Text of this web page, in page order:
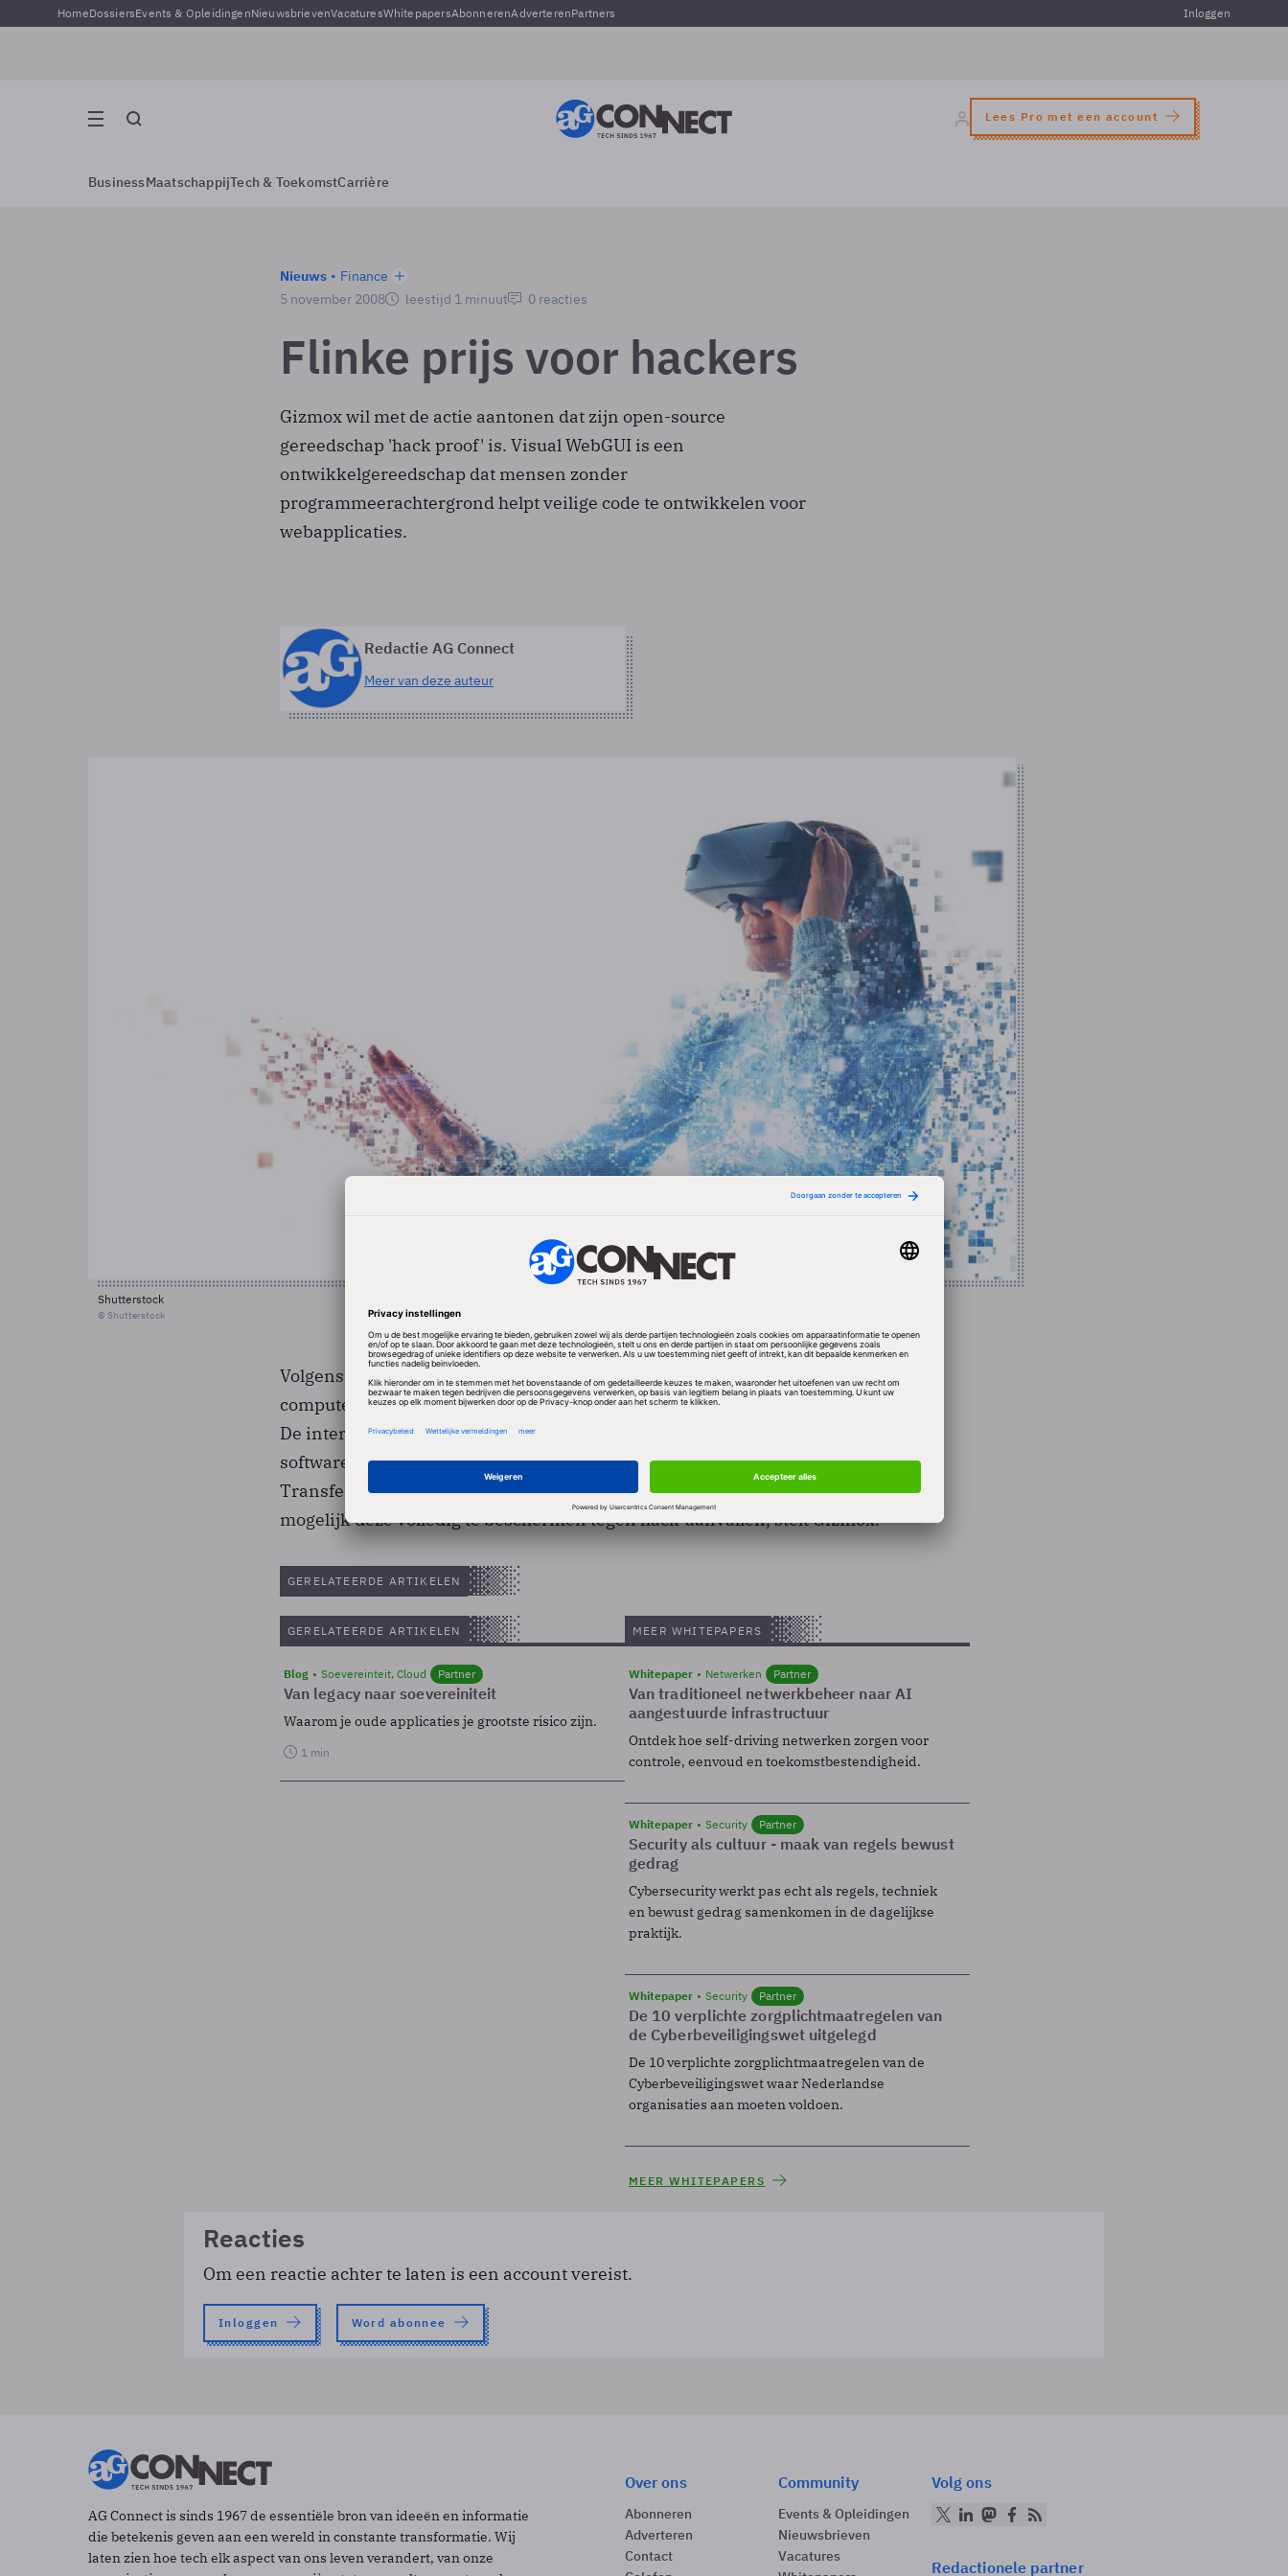
HomeDossiersEvents & OpleidingenNieuwsbrievenVacaturesWhitepapersAbonnerenAdverterenPartners Inloggen
Lees Pro met een account
BusinessMaatschappijTech & ToekomstCarrière
Nieuws
Finance
5 november 2008
leestijd 1 minuut 0 reacties
Flinke prijs voor hackers
Gizmox wil met de actie aantonen dat zijn open-source
gereedschap 'hack proof' is. Visual WebGUI is een
ontwikkelgereedschap dat mensen zonder
programmeerachtergrond helpt veilige code te ontwikkelen voor
webapplicaties.
Redactie AG Connect
Meer van deze auteur
Shutterstock
© Shutterstock
Volgens Gizmox gaat het dan ook om een 'lege client'-architectuur. Op de
computers die met Visual WebGUI is ontwikkeld, draait namelijk geen code.
De interface toont alleen de beeldinformatie die komt vanaf een
softwareserver met behulp van Extensible Markup Language Hypertext
Transfer Protocol. Doordat de interface zelf geen code uitvoert, was het
mogelijk deze volledig te beschermen tegen hack-aanvallen, stelt Gizmox.
GERELATEERDE ARTIKELEN
GERELATEERDE ARTIKELEN
Blog Soevereinteit, Cloud Partner
Van legacy naar soevereiniteit
Waarom je oude applicaties je grootste risico zijn.
1 min
MEER WHITEPAPERS
Whitepaper Netwerken Partner
Van traditioneel netwerkbeheer naar AI
aangestuurde infrastructuur
Ontdek hoe self-driving netwerken zorgen voor
controle, eenvoud en toekomstbestendigheid.
Whitepaper Security Partner
Security als cultuur - maak van regels bewust
gedrag
Cybersecurity werkt pas echt als regels, techniek
en bewust gedrag samenkomen in de dagelijkse
praktijk.
Whitepaper Security Partner
De 10 verplichte zorgplichtmaatregelen van
de Cyberbeveiligingswet uitgelegd
De 10 verplichte zorgplichtmaatregelen van de
Cyberbeveiligingswet waar Nederlandse
organisaties aan moeten voldoen.
MEER WHITEPAPERS
Reacties
Om een reactie achter te laten is een account vereist.
Inloggen Word abonnee
AG Connect is sinds 1967 de essentiële bron van ideeën en informatie
die betekenis geven aan een wereld in constante transformatie. Wij
laten zien hoe tech elk aspect van ons leven verandert, van onze
Over ons
Abonneren
Adverteren
Contact
Community
Events & Opleidingen
Nieuwsbrieven
Vacatures
Volg ons
Redactionele partner